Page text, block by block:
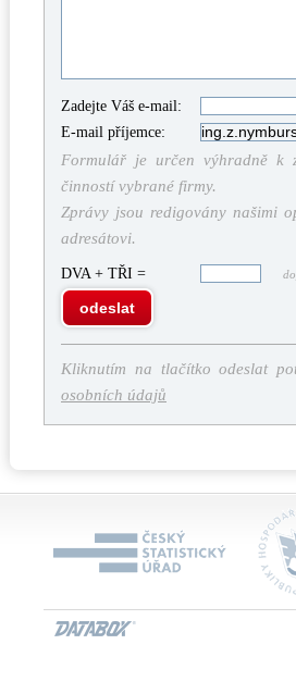
Zadejte Váš e-mail:
E-mail příjemce:
Formulář je určen výhradně k
činností vybrané firmy.
Zprávy jsou redigovány našimi
adresátovi.
DVA + TŘI =
odeslat
Kliknutím na tlačítko odeslat
osobních údajů